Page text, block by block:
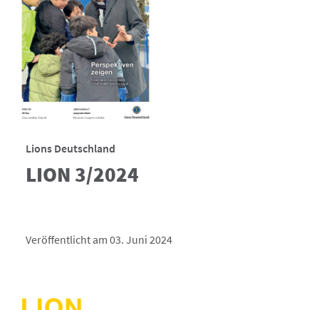
Lions Deutschland
LION 3/2024
Veröffentlicht am 03. Juni 2024